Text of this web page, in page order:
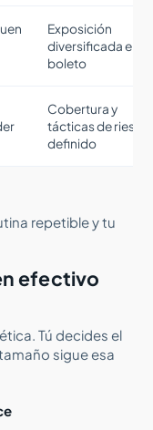
Exposición
diversificada en
boleto
Cobertura y
tácticas de riesgo
definido
repetible y tu
efectivo
Tú decides el
sigue esa